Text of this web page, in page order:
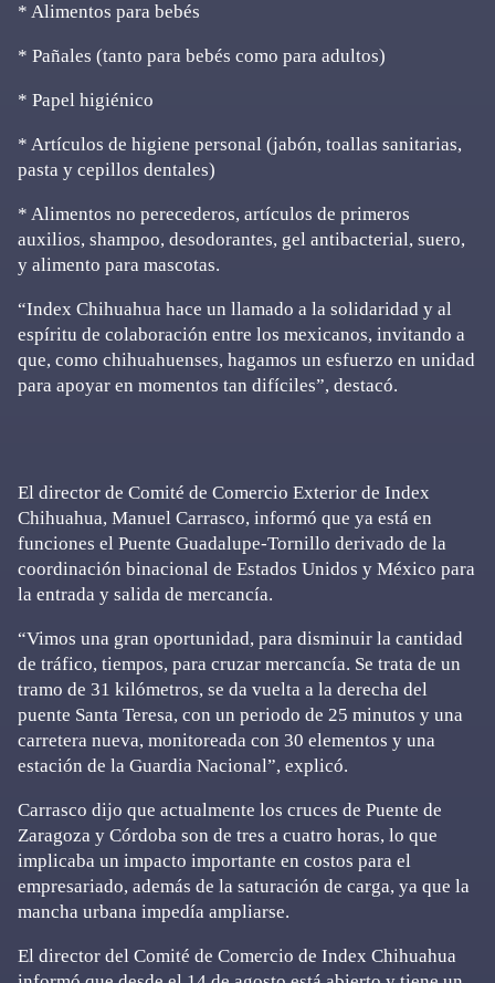
* Alimentos para bebés
* Pañales (tanto para bebés como para adultos)
* Papel higiénico
* Artículos de higiene personal (jabón, toallas sanitarias,
pasta y cepillos dentales)
* Alimentos no perecederos, artículos de primeros
auxilios, shampoo, desodorantes, gel antibacterial, suero,
y alimento para mascotas.
“Index Chihuahua hace un llamado a la solidaridad y al
espíritu de colaboración entre los mexicanos, invitando a
que, como chihuahuenses, hagamos un esfuerzo en unidad
para apoyar en momentos tan difíciles”, destacó.
El director de Comité de Comercio Exterior de Index
Chihuahua, Manuel Carrasco, informó que ya está en
funciones el Puente Guadalupe-Tornillo derivado de la
coordinación binacional de Estados Unidos y México para
la entrada y salida de mercancía.
“Vimos una gran oportunidad, para disminuir la cantidad
de tráfico, tiempos, para cruzar mercancía. Se trata de un
tramo de 31 kilómetros, se da vuelta a la derecha del
puente Santa Teresa, con un periodo de 25 minutos y una
carretera nueva, monitoreada con 30 elementos y una
estación de la Guardia Nacional”, explicó.
Carrasco dijo que actualmente los cruces de Puente de
Zaragoza y Córdoba son de tres a cuatro horas, lo que
implicaba un impacto importante en costos para el
empresariado, además de la saturación de carga, ya que la
mancha urbana impedía ampliarse.
El director del Comité de Comercio de Index Chihuahua